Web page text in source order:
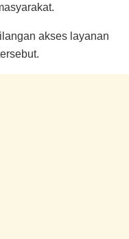
akses layanan